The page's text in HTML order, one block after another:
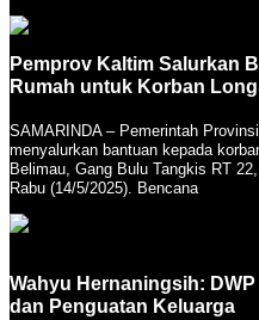
Pemprov Kaltim Salurkan
Rumah untuk Korban
SAMARINDA – Pemerintah
menyalurkan bantuan kepada
Belimau, Gang Bulu Tangkis RT
Rabu (14/5/2025). Bencana
Wahyu Hernaningsih:
dan Penguatan Keluarga